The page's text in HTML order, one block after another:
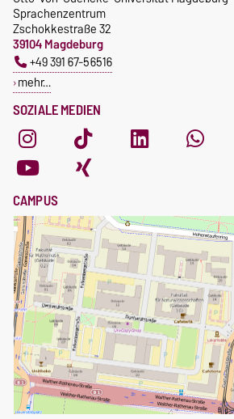
SOZIALE MEDIEN
Sprachenzentrum
Zschokkestraße 32
39104 Magdeburg
+49 391 67-56516
mehr…
CAMPUS